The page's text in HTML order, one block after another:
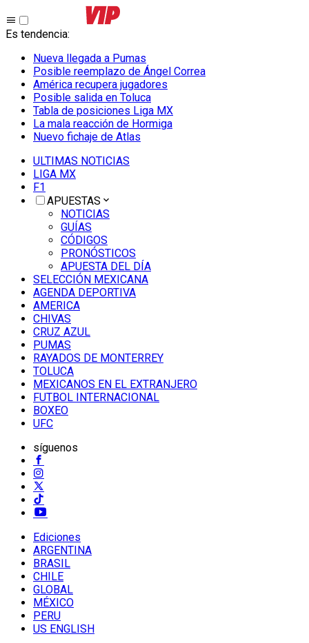
Es tendencia:
Nueva llegada a Pumas
Posible reemplazo de Ángel Correa
América recupera jugadores
Posible salida en Toluca
Tabla de posiciones Liga MX
La mala reacción de Hormiga
Nuevo fichaje de Atlas
ULTIMAS NOTICIAS
LIGA MX
F1
APUESTAS
NOTICIAS
GUÍAS
CÓDIGOS
PRONÓSTICOS
APUESTA DEL DÍA
SELECCIÓN MEXICANA
AGENDA DEPORTIVA
AMERICA
CHIVAS
CRUZ AZUL
PUMAS
RAYADOS DE MONTERREY
TOLUCA
MEXICANOS EN EL EXTRANJERO
FUTBOL INTERNACIONAL
BOXEO
UFC
síguenos
Ediciones
ARGENTINA
BRASIL
CHILE
GLOBAL
MÉXICO
PERU
US ENGLISH